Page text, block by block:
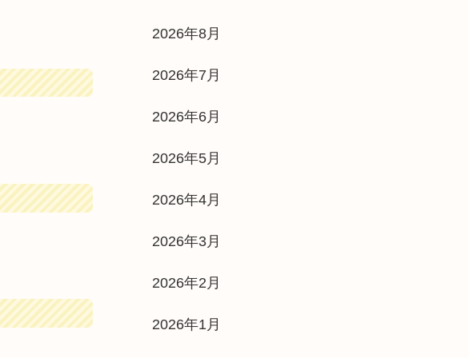
2026年8月
2026年7月
2026年6月
2026年5月
2026年4月
2026年3月
2026年2月
2026年1月